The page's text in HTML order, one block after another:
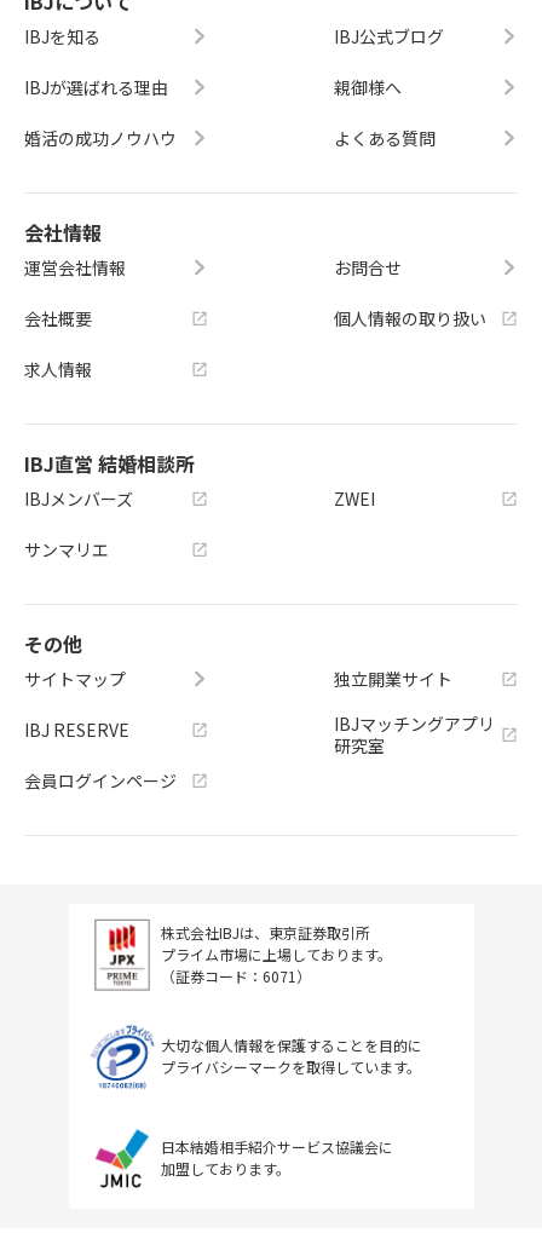
IBJを知る
IBJが選ばれる理由
婚活の成功ノウハウ
IBJ公式ブログ
親御様へ
よくある質問
会社情報
運営会社情報
会社概要
求人情報
お問合せ
個人情報の取り扱い
IBJ直営 結婚相談所
IBJメンバーズ
サンマリエ
ZWEI
その他
サイトマップ
IBJ RESERVE
会員ログインページ
独立開業サイト
IBJマッチングアプリ
研究室
株式会社IBJは、東京証券取引所
プライム市場に上場しております。
（証券コード：6071）
大切な個人情報を保護することを目的に
プライバシーマークを取得しています。
日本結婚相手紹介サービス協議会に
加盟しております。